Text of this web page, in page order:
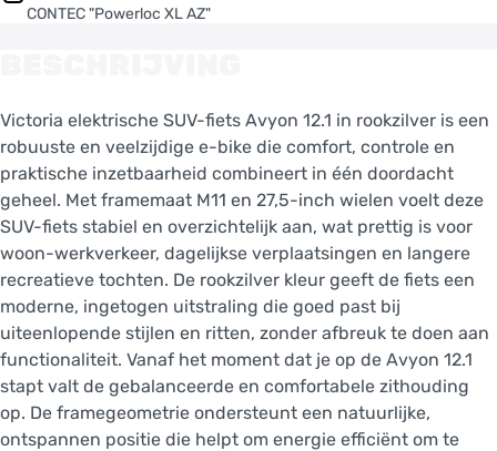
CONTEC "Powerloc XL AZ"
Victoria elektrische SUV-fiets Avyon 12.1 in rookzilver is een
robuuste en veelzijdige e-bike die comfort, controle en
praktische inzetbaarheid combineert in één doordacht
geheel. Met framemaat M11 en 27,5-inch wielen voelt deze
SUV-fiets stabiel en overzichtelijk aan, wat prettig is voor
woon-werkverkeer, dagelijkse verplaatsingen en langere
recreatieve tochten. De rookzilver kleur geeft de fiets een
moderne, ingetogen uitstraling die goed past bij
uiteenlopende stijlen en ritten, zonder afbreuk te doen aan
functionaliteit. Vanaf het moment dat je op de Avyon 12.1
stapt valt de gebalanceerde en comfortabele zithouding
op. De framegeometrie ondersteunt een natuurlijke,
ontspannen positie die helpt om energie efficiënt om te